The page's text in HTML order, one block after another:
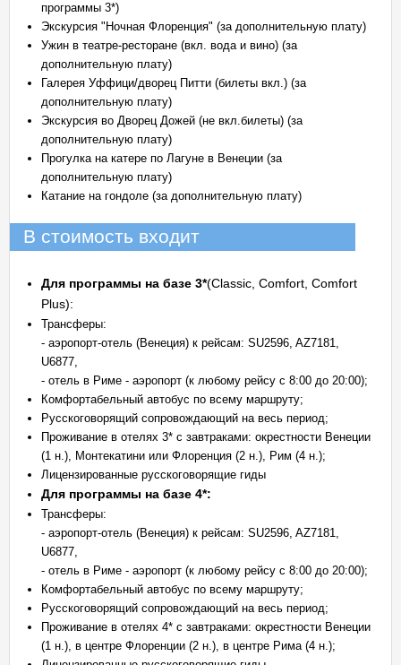
программы 3*)
Экскурсия "Ночная Флоренция" (за дополнительную плату)
Ужин в театре-ресторане (вкл. вода и вино) (за
дополнительную плату)
Галерея Уффици/дворец Питти (билеты вкл.) (за
дополнительную плату)
Экскурсия во Дворец Дожей (не вкл.билеты) (за
дополнительную плату)
Прогулка на катере по Лагуне в Венеции (за
дополнительную плату)
Катание на гондоле (за дополнительную плату)
В стоимость входит
Для программы на базе 3*(Classic, Comfort, Comfort
Plus):
Трансферы:
- аэропорт-отель (Венеция) к рейсам: SU2596, AZ7181,
U6877,
- отель в Риме - аэропорт (к любому рейсу с 8:00 до 20:00);
Комфортабельный автобус по всему маршруту;
Русскоговорящий сопровождающий на весь период;
Проживание в отелях 3* с завтраками: окрестности Венеции
(1 н.), Монтекатини или Флоренция (2 н.), Рим (4 н.);
Лицензированные русскоговорящие гиды
Для программы на базе 4*:
Трансферы:
- аэропорт-отель (Венеция) к рейсам: SU2596, AZ7181,
U6877,
- отель в Риме - аэропорт (к любому рейсу с 8:00 до 20:00);
Комфортабельный автобус по всему маршруту;
Русскоговорящий сопровождающий на весь период;
Проживание в отелях 4* с завтраками: окрестности Венеции
(1 н.), в центре Флоренции (2 н.), в центре Рима (4 н.);